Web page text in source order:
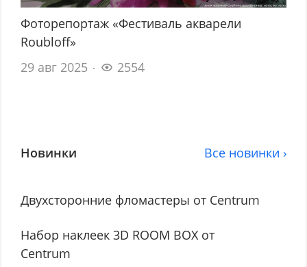
Фоторепортаж «Фестиваль акварели
Roubloff»
29 авг 2025
2554
Новинки Все новинки ›
Двухсторонние фломастеры от Centrum
Набор наклеек 3D ROOM BOX от
Centrum